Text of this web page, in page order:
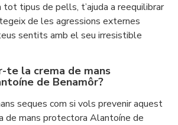
tot tipus de pells, t’ajuda a reequilibrar
de les agressions externes
sentits amb el seu irresistible
te la crema de mans
de Benamôr?
seques com si vols prevenir aquest
de mans protectora Alantoíne de